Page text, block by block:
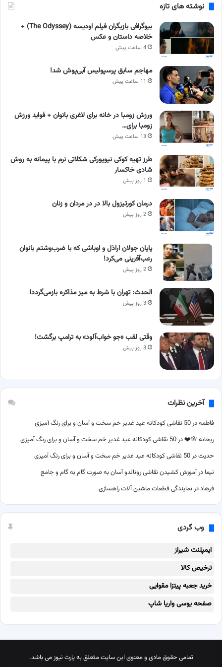
نوشته های تازه
بیوگرافی بازیگران فیلم اودیسه (The Odyssey) +
خلاصه داستان و عکس
4 ساعت پیش
مهاجم سابق پرسپولیس آبی‌پوش شد!
11 ساعت پیش
ورزش زومبا در خانه برای لاغری بانوان + فواید ورزش
زومبا برای…
13 ساعت پیش
طرز تهیه کوکی نیویورکی شکلاتی نرم با پیمانه به روش
شادی خاکسار
1 روز پیش
درمان کورتیزول بالا در در مردان و زنان
2 روز پیش
پایان جولان اراذل و اوباشی که با ضرب‌وشتم بانوان
رعب‌آفرینی می‌کرد!
2 روز پیش
الحدث: تهران با شرط به میز مذاکره بازمی‌گردد!
3 روز پیش
وقتی لقب «جو خواب‌آلود» به ترامپ برگشت!
3 روز پیش
آخرین نظرات
فاطمهدر50 نقاشی کودکانه عید غدیر خم سخت و آسان و برای رنگ آمیزی
ریحانه 🌸❤️در50 نقاشی کودکانه عید غدیر خم سخت و آسان و برای رنگ آمیزی
حدیثدر50 نقاشی کودکانه عید غدیر خم سخت و آسان و برای رنگ آمیزی
نیما درآموزش کشیدن نقاشی رونالدو آسان به صورت گام به گام و جامع
فرهاددر نمایندگی قطعات ماشین آلات راهسازی
وب گردی
ایمپلنت شیراز
ترخیص کالا
خرید جعبه پیتزا مقوایی
صفحه یوسی واریا شاپ
تمامی حقوق مادی و معنوی این سایت متعلق به پارت نیوز می باشد.